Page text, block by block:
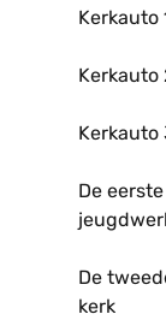
Kerkauto
Kerkauto
Kerkauto
De
De
kerk